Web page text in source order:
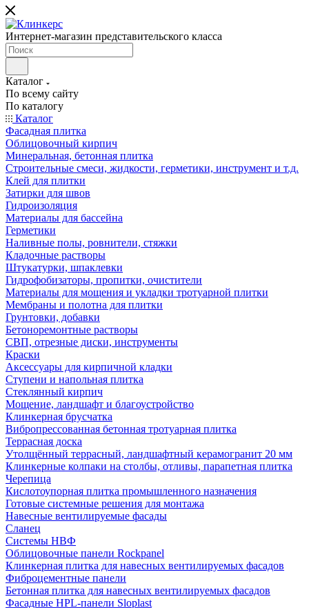
Интернет-магазин представительского класса
Каталог
По всему сайту
По каталогу
Каталог
Фасадная плитка
Облицовочный кирпич
Минеральная, бетонная плитка
Строительные смеси, жидкости, герметики, инструмент и т.д.
Клей для плитки
Затирки для швов
Гидроизоляция
Материалы для бассейна
Герметики
Наливные полы, ровнители, стяжки
Кладочные растворы
Штукатурки, шпаклевки
Гидрофобизаторы, пропитки, очистители
Материалы для мощения и укладки тротуарной плитки
Мембраны и полотна для плитки
Грунтовки, добавки
Бетоноремонтные растворы
СВП, отрезные диски, инструменты
Краски
Аксессуары для кирпичной кладки
Ступени и напольная плитка
Cтеклянный кирпич
Мощение, ландшафт и благоустройство
Клинкерная брусчатка
Вибропрессованная бетонная тротуарная плитка
Террасная доска
Утолщённый террасный, ландшафтный керамогранит 20 мм
Клинкерные колпаки на столбы, отливы, парапетная плитка
Черепица
Кислотоупорная плитка промышленного назначения
Готовые системные решения для монтажа
Навесные вентилируемые фасады
Сланец
Системы НВФ
Облицовочные панели Rockpanel
Клинкерная плитка для навесных вентилируемых фасадов
Фиброцементные панели
Бетонная плитка для навесных вентилируемых фасадов
Фасадные HPL-панели Sloplast